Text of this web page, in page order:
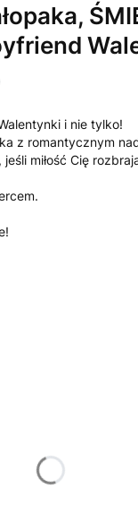
i nie tylko!
z romantycznym
miłość Cię